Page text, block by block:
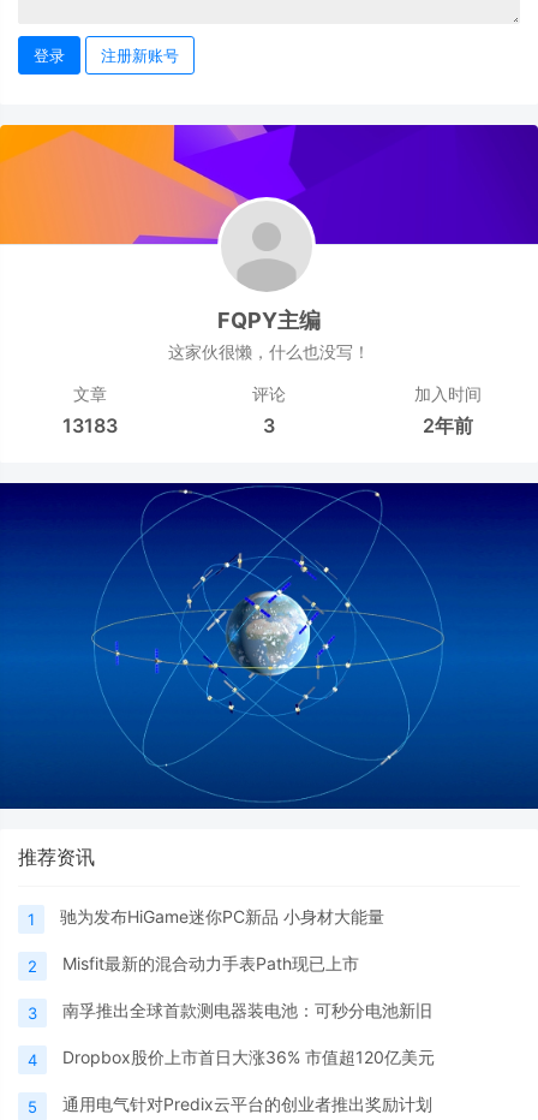
登录 注册新账号
FQPY主编
这家伙很懒，什么也没写！
文章
13183
评论
3
加入时间
2年前
推荐资讯
1 驰为发布HiGame迷你PC新品 小身材大能量
2 Misfit最新的混合动力手表Path现已上市
3 南孚推出全球首款测电器装电池：可秒分电池新旧
4 Dropbox股价上市首日大涨36% 市值超120亿美元
5 通用电气针对Predix云平台的创业者推出奖励计划